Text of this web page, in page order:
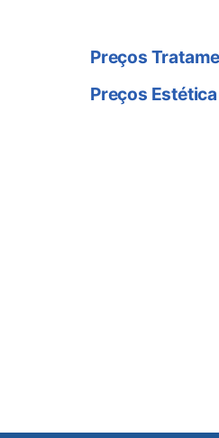
Preços
Preços